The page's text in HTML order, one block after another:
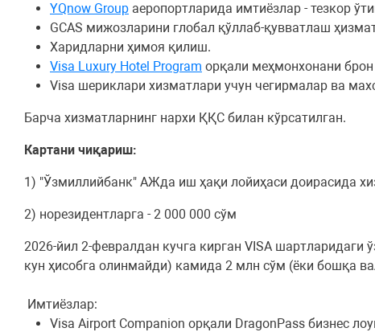
YQnow Group аеропортларида имтиёзлар - тезкор
GCAS мижозларини глобал қўллаб-қувватлаш
Харидларни ҳимоя қилиш.
Visa Luxury Hotel Program орқали меҳмонхонани
Visa шериклари хизматлари учун чегирмалар ва
Барча хизматларнинг нархи ҚҚС билан кўрсатилган.
Картани чиқариш:
1) "Ўзмиллийбанк" АЖда иш ҳақи лойиҳаси доирасида
2) норезидентларга - 2 000 000 сўм
2026-йил 2-февралдан кучга кирган VISA
кун ҳисобга олинмайди) камида 2 млн сўм (ёки бошқа
Имтиёзлар:
Visa Airport Companion орқали DragonPass бизнес